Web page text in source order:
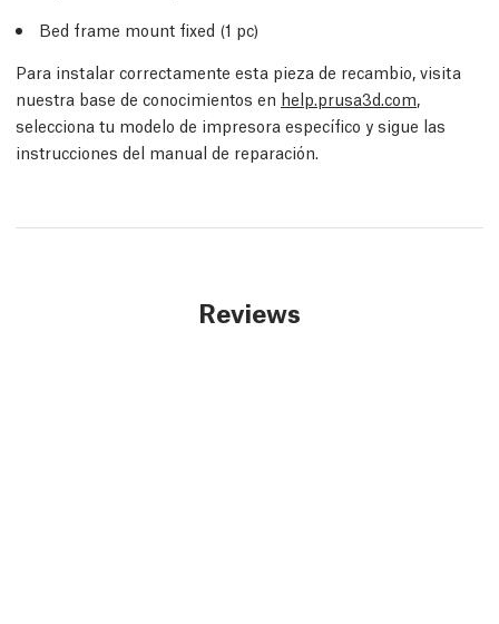
Bed frame mount fixed (1 pc)
Para instalar correctamente esta pieza de recambio, visita
nuestra base de conocimientos en help.prusa3d.com,
selecciona tu modelo de impresora específico y sigue las
instrucciones del manual de reparación.
Reviews